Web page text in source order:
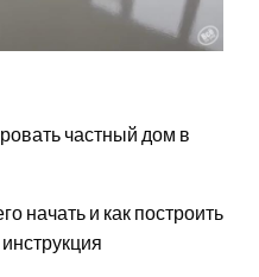
частный дом в
начать и как построить